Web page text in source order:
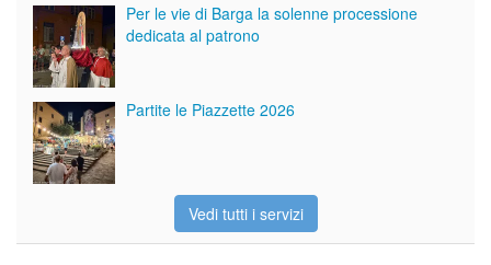
Per le vie di Barga la solenne processione
dedicata al patrono
Partite le Piazzette 2026
Vedi tutti i servizi